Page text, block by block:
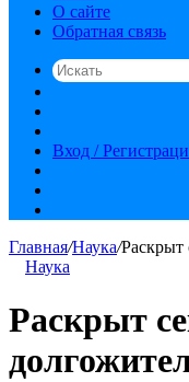
О сайте
Обратная связь
статья
Вход /
Главная/Наука/Раскрыт
Наука
Раскрыт